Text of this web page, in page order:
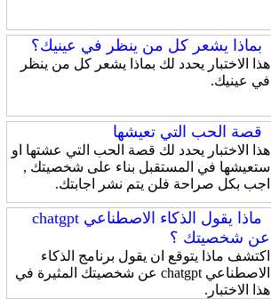
بماذا يشعر كل من ينظر في عينيك؟
هذا الاختبار يحدد لك بماذا يشعر كل من ينظر
في عينيك.
قصة الحب التي تعيشها
هذا الاختبار يحدد لك قصة الحب التي عشتها او
ستعيشها في المستقبل بناء على شخصيتك ,
اجب بكل صراحة فلن يتم نشر اجابتك.
ماذا يقول الذكاء الاصطناعي chatgpt
عن شخصيتك ؟
اكتشف ماذا يتوقع ان يقول برنامج الذكاء
الاصطناعي chatgpt عن شخصيتك المثيرة في
هذا الاختبار.